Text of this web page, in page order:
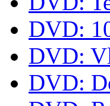
DVD:
DVD:
DVD: